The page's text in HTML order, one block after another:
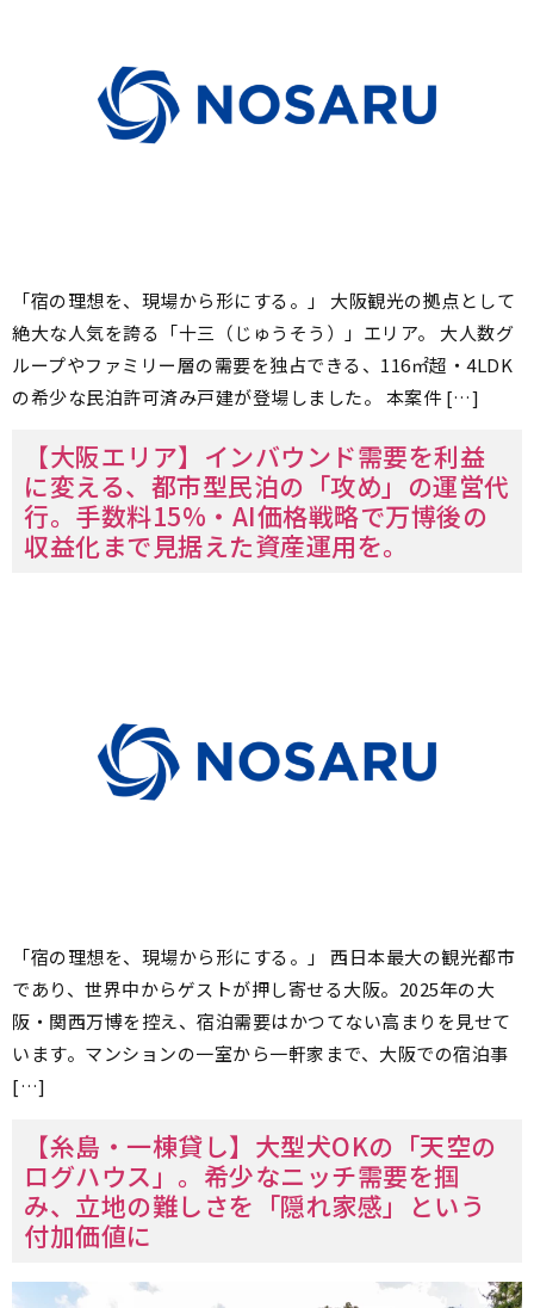
「宿の理想を、現場から形にする。」 大阪観光の拠点として
絶大な人気を誇る「十三（じゅうそう）」エリア。 大人数グ
ループやファミリー層の需要を独占できる、116㎡超・4LDK
の希少な民泊許可済み戸建が登場しました。 本案件 […]
【大阪エリア】インバウンド需要を利益
に変える、都市型民泊の「攻め」の運営代
行。手数料15%・AI価格戦略で万博後の
収益化まで見据えた資産運用を。
「宿の理想を、現場から形にする。」 西日本最大の観光都市
であり、世界中からゲストが押し寄せる大阪。2025年の大
阪・関西万博を控え、宿泊需要はかつてない高まりを見せて
います。マンションの一室から一軒家まで、大阪での宿泊事
[…]
【糸島・一棟貸し】大型犬OKの「天空の
ログハウス」。希少なニッチ需要を掴
み、立地の難しさを「隠れ家感」という
付加価値に